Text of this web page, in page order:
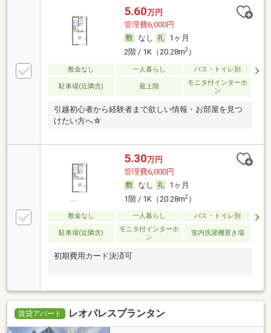
5.60万円
管理費6,000円
なし
1ヶ月
2階 / 1K（20.28m2）
敷金なし 一人暮らし バス・トイレ別
駐車場(近隣含) 最上階
モニタ付インターホ
ン
引越初心者から経験者まで欲しい情報・お部屋を見つ
けたい方へ☆
5.30万円
管理費6,000円
なし
1ヶ月
1階 / 1K（20.28m2）
敷金なし 一人暮らし バス・トイレ別
駐車場(近隣含)
モニタ付インターホ
ン
室内洗濯機置き場
初期費用カード決済可
賃貸アパート レオパレスプランタン